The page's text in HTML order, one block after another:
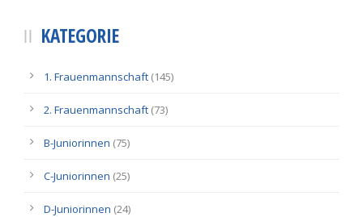
KATEGORIE
1. Frauenmannschaft (145)
2. Frauenmannschaft (73)
B-Juniorinnen (75)
C-Juniorinnen (25)
D-Juniorinnen (24)